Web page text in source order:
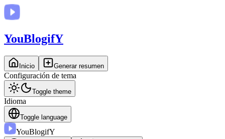
YouBlogifY
Inicio Generar resumen
Configuración de tema
Toggle theme
Idioma
Toggle language
YouBlogifY